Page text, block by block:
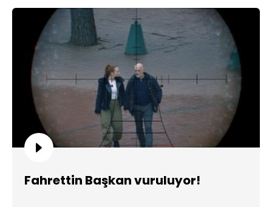
Fahrettin Başkan vuruluyor!